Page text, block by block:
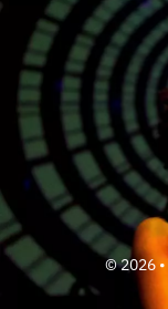
© 2026 •